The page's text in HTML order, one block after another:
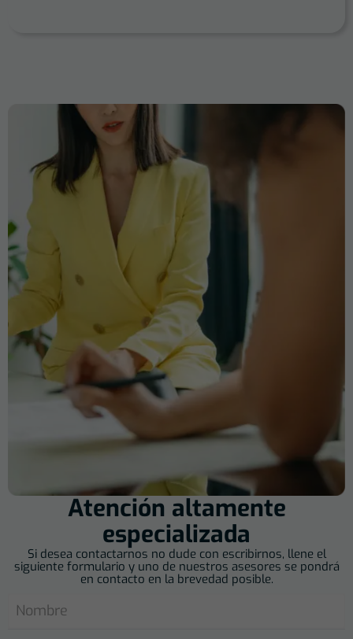
Atención altamente
especializada
Si desea contactarnos no dude con escribirnos, llene el
siguiente formulario y uno de nuestros asesores se pondrá
en contacto en la brevedad posible.